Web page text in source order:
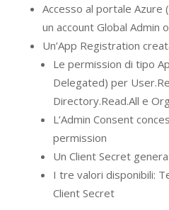
Accesso al portale Azure
un account Global Admin
Un’App Registration
Le permission di tipo
Delegated) per
Directory.Read.All e
L’Admin Consent
permission
Un Client Secret
I tre valori disponibili:
Client Secret